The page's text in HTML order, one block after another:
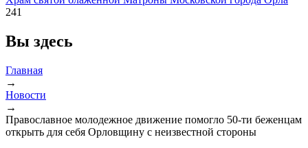
241
Вы здесь
Главная
→
Новости
→
Православное молодежное движение помогло 50-ти беженцам
открыть для себя Орловщину с неизвестной стороны